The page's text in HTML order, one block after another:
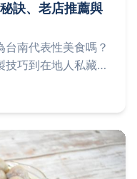
訣、老店推薦與
南代表性美食嗎？
巧到在地人私藏老
力，並分享在家輕